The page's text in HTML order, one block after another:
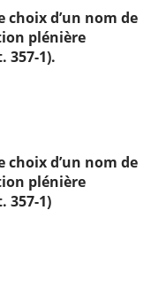
d’un nom de
plénière
357-1).
d’un nom de
plénière
357-1)